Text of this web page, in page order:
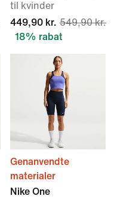
til kvinder
449,90 kr. 549,90 kr.
18% rabat
Genanvendte
materialer
Nike One